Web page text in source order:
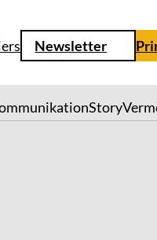
Newsletter
Story